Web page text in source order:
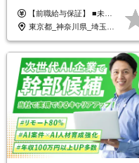
連続大幅増益！AI企業へ進化
中◆ポジション多数
【前職給与保証】 ■未経験者： 月給30万円～35万円 ■ローキャリア（経験目安1年程度）： 月給35万円～40万円 ■経験者（経験目安3年以上）： 月給40万円～60万円 ■即戦力（経験目安5年以上）： 月給45万円～80万円 ※上記金額には固定残業代30時間分 【未経験者5万5000円～7万3000円、 ローキャリア6万4000円～7万3000円、 経験者5万8000円～10万9000円、 即戦力8万2000円～14万5000円】を含みます。 ※30時間を超える場合は追加で全額支給します。 ※経験・能力・前職給与などを総合的に評価したうえでご納得いただけるよう個別決定。 未経験者の場合、前職給与とポテンシャルを査定のうえ決定いたします。 ※日本国内でのIT業界経験、または同等の実務経験と能力に応じて決定します。 ※前職給与は日本円かつ、日本国内での実績に基づき評価します。 【納得の評価システム】 ★クォーター毎に査定する評価制度導入！ 明確な評価基準で翌年度年収を上げましょう！ ★評価対象期間に在籍中のほとんどの社員が昇給し 年収アップを実現しています！ ★様々なインセンティブ制度を用意し多角的に正当評価しています！ ※試用期間6カ月（期間中の待遇等に差異なし）
東京都_神奈川県_埼玉県_千葉県